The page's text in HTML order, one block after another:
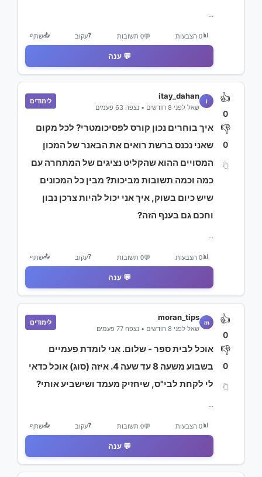
...
📊0 הצבעות 💬0 תשובות ❓עקוב 📤שתף
💬 ענה
👍
0
👎
0
🔖
i
itay_dahan
שאל לפני 8 חודשים • נצפה 63 פעמים
לימודים
איך בוחרים נכון קורס לפסיכומטרי? לכל מקום
שאני נכנס ברשת רואים את הבאנר של המכון
המסויים ההוא שהקליט נציגים של המתחרה עם
כמה וכמה תשובות מביכות? מבין כל המכונים
שיש כיום בשוק, איך אני יכול להיות צרכן נבון
וחכם גם בענף הזה?
...
📊0 הצבעות 💬0 תשובות ❓עקוב 📤שתף
💬 ענה
👍
0
👎
0
🔖
m
moran_tips
שאל לפני 8 חודשים • נצפה 77 פעמים
לימודים
אוכל לבית ספר - שלום. אני לומדת פעמיים
בשבוע משעה 8 עד שעה 4. איזה (סוג) אוכל כדאי
לי לקחת לבי"ס, שיחזיק מעמד ושישביע אותי?
...
📊0 הצבעות 💬0 תשובות ❓עקוב 📤שתף
💬 ענה